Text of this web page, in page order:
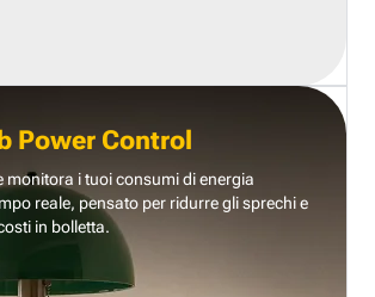
Power Control
monitora i tuoi consumi di energia
reale, pensato per ridurre gli sprechi e
in bolletta.